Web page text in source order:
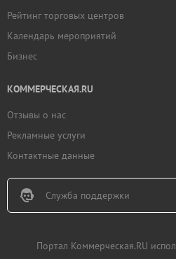
Рейтинг торговых центров
Календарь мероприятий
Бизнес
КОММЕРЧЕСКАЯ.RU
Отзывы о нас
Рекламные услуги
Контактные данные
Служба поддержки
Портал Коммерческая.RU